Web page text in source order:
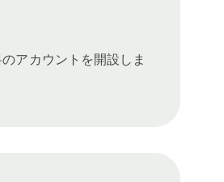
アカウントを開設しま